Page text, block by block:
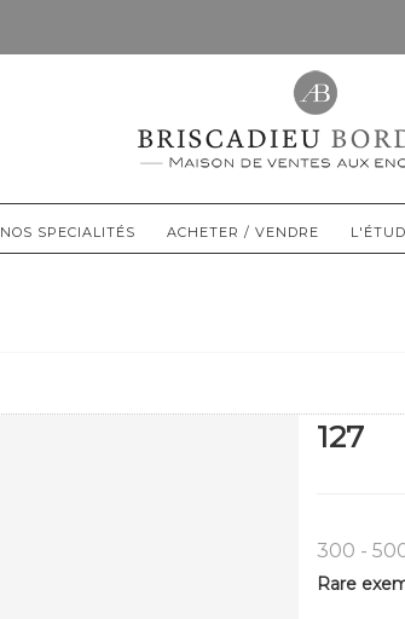
NOS SPECIALITÉS ACHETER / VENDRE
127
300 -
Rare